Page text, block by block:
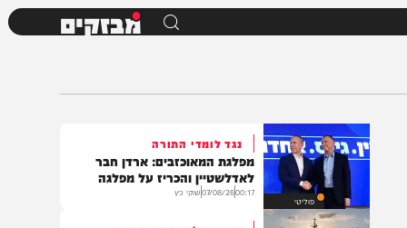
מבזקים
פוליטי
נגד לומדי התורה
מפלגת המאוכזבים: ארדן חבר
לאדלשטיין והכריז על מפלגה
07/08/26 שוקי כץ